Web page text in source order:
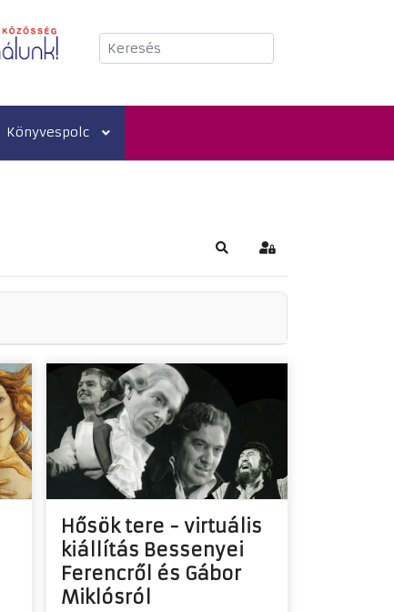
Keresés
Könyvespolc
KeresésBejelentkezés
Hősök tere - virtuális
kiállítás Bessenyei
Ferencről és Gábor
Miklósról